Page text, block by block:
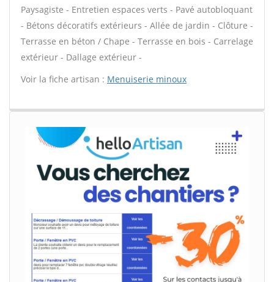
Paysagiste - Entretien espaces verts - Pavé autobloquant
- Bétons décoratifs extérieurs - Allée de jardin - Clôture -
Terrasse en béton / Chape - Terrasse en bois - Carrelage
extérieur - Dallage extérieur -
Voir la fiche artisan : Menuiserie minoux